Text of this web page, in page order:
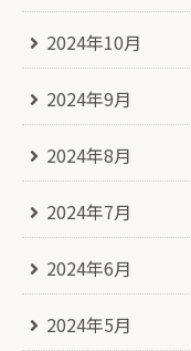
2024年10月
2024年9月
2024年8月
2024年7月
2024年6月
2024年5月